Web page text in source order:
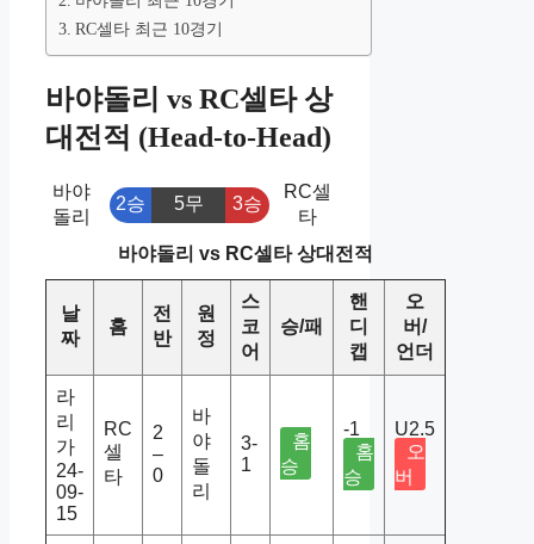
RC셀타 최근 10경기
바야돌리 vs RC셀타 상
대전적 (Head-to-Head)
바야
돌리
2승 5무 3승
RC셀
타
바야돌리 vs RC셀타 상대전적
날
짜
홈
전
반
원
정
스
코
어
승/패
핸
디
캡
오
버/
언더
라
리
가
24-
09-
15
RC
셀
타
2
–
0
바
야
돌
리
3-
1
홈
승
-1
홈
승
U2.5
오
버